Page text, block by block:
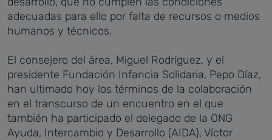
adecuadas para ello por falta de recursos o medios
humanos y técnicos.
El consejero del área, Miguel Rodríguez, y el
presidente Fundación Infancia Solidaria, Pepo Díaz,
han ultimado hoy los términos de la colaboración
en el transcurso de un encuentro en el que
también ha participado el delegado de la ONG
Ayuda, Intercambio y Desarrollo (AIDA), Víctor